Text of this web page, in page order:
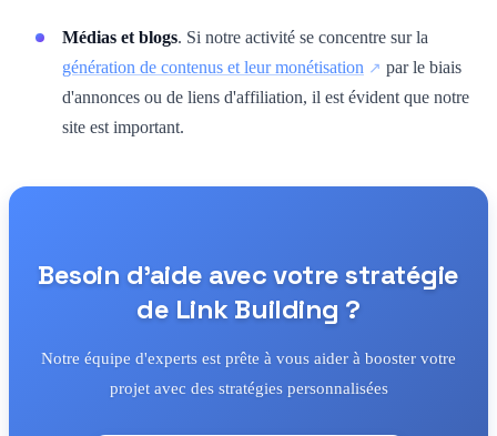
Médias et blogs. Si notre activité se concentre sur la
génération de contenus et leur monétisation
par le biais
d'annonces ou de liens d'affiliation, il est évident que notre
site est important.
Besoin d'aide avec votre stratégie
de Link Building ?
Notre équipe d'experts est prête à vous aider à booster votre
projet avec des stratégies personnalisées